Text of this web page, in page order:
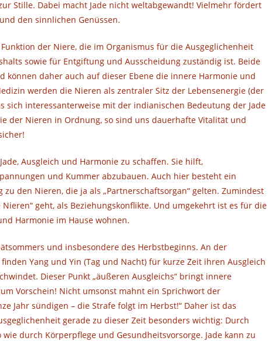
Stille. Dabei macht Jade nicht weltabgewandt! Vielmehr fördert
den sinnlichen Genüssen.
der Niere, die im Organismus für die Ausgeglichenheit
sowie für Entgiftung und Ausscheidung zuständig ist. Beide
können daher auch auf dieser Ebene die innere Harmonie und
werden die Nieren als zentraler Sitz der Lebensenergie (der
sich interessanterweise mit der indianischen Bedeutung der Jade
der Nieren in Ordnung, so sind uns dauerhafte Vitalität und
Ausgleich und Harmonie zu schaffen. Sie hilft,
und Kummer abzubauen. Auch hier besteht ein
den Nieren, die ja als „Partnerschaftsorgan“ gelten. Zumindest
geht, als Beziehungskonflikte. Und umgekehrt ist es für die
Harmonie im Hause wohnen.
und insbesondere des Herbstbeginns. An der
Yang und Yin (Tag und Nacht) für kurze Zeit ihren Ausgleich
Dieser Punkt „äußeren Ausgleichs“ bringt innere
Vorschein! Nicht umsonst mahnt ein Sprichwort der
Jahr sündigen – die Strafe folgt im Herbst!“ Daher ist das
gerade zu dieser Zeit besonders wichtig: Durch
durch Körperpflege und Gesundheitsvorsorge. Jade kann zu